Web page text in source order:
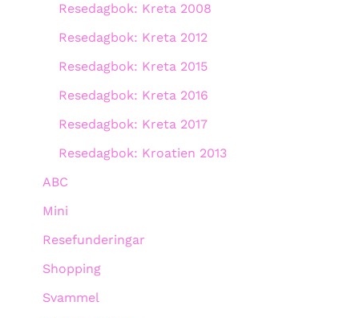
Resedagbok: Kreta 2008
Resedagbok: Kreta 2012
Resedagbok: Kreta 2015
Resedagbok: Kreta 2016
Resedagbok: Kreta 2017
Resedagbok: Kroatien 2013
ABC
Mini
Resefunderingar
Shopping
Svammel